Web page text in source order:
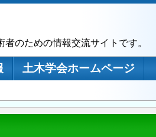
のための情報交流サイトです。
土木学会ホームページ